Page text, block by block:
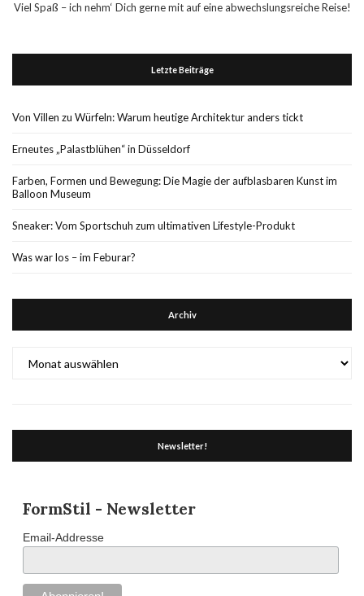
Viel Spaß – ich nehm‘ Dich gerne mit auf eine abwechslungsreiche Reise!
Letzte Beiträge
Von Villen zu Würfeln: Warum heutige Architektur anders tickt
Erneutes „Palastblühen“ in Düsseldorf
Farben, Formen und Bewegung: Die Magie der aufblasbaren Kunst im
Balloon Museum
Sneaker: Vom Sportschuh zum ultimativen Lifestyle-Produkt
Was war los – im Feburar?
Archiv
Newsletter!
FormStil - Newsletter
Email-Addresse